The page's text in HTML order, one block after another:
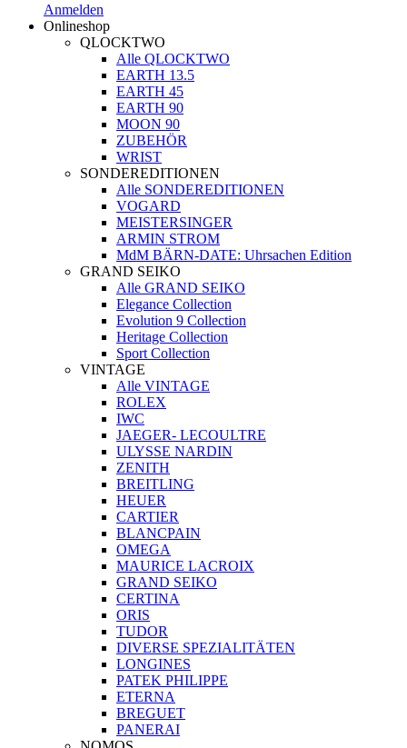
Anmelden
Onlineshop
QLOCKTWO
Alle QLOCKTWO
EARTH 13.5
EARTH 45
EARTH 90
MOON 90
ZUBEHÖR
WRIST
SONDEREDITIONEN
Alle SONDEREDITIONEN
VOGARD
MEISTERSINGER
ARMIN STROM
MdM BÄRN-DATE: Uhrsachen Edition
GRAND SEIKO
Alle GRAND SEIKO
Elegance Collection
Evolution 9 Collection
Heritage Collection
Sport Collection
VINTAGE
Alle VINTAGE
ROLEX
IWC
JAEGER- LECOULTRE
ULYSSE NARDIN
ZENITH
BREITLING
HEUER
CARTIER
BLANCPAIN
OMEGA
MAURICE LACROIX
GRAND SEIKO
CERTINA
ORIS
TUDOR
DIVERSE SPEZIALITÄTEN
LONGINES
PATEK PHILIPPE
ETERNA
BREGUET
PANERAI